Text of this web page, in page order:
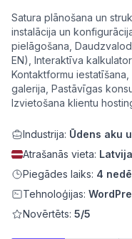
Satura plānošana un
instalācija un
pielāgošana,
EN), Interaktīva
Kontaktformu
galerija, Pastāvīgas
Izvietošana klientu
Industrija: Ūdens aku
Atrašanās vieta: Latvija
Piegādes laiks: 4
Tehnoloģijas:
Novērtēts: 5/5